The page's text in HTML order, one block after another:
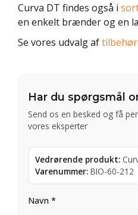
Curva DT findes også i
en enkelt brænder og en
Se vores udvalg af
Har du spørgsmål
Send os en besked og få
vores eksperter
Vedrørende produkt:
Varenummer: BIO-60-212
Navn *